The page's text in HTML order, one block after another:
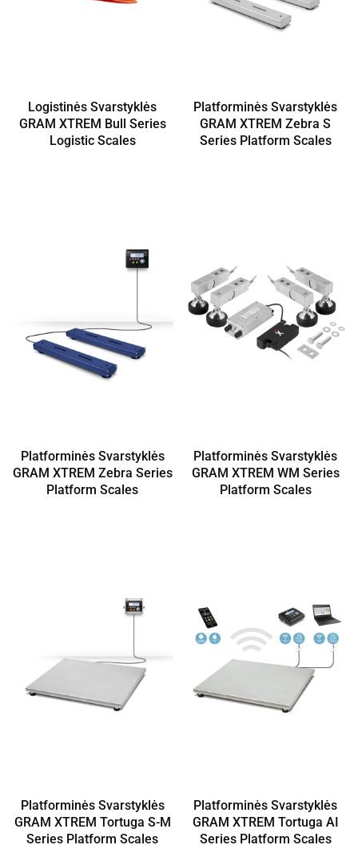
Logistinės Svarstyklės
GRAM XTREM Bull Series
Logistic Scales
Platforminės Svarstyklės
GRAM XTREM Zebra S
Series Platform Scales
Platforminės Svarstyklės
GRAM XTREM Zebra Series
Platform Scales
Platforminės Svarstyklės
GRAM XTREM WM Series
Platform Scales
Platforminės Svarstyklės
GRAM XTREM Tortuga S-M
Series Platform Scales
Platforminės Svarstyklės
GRAM XTREM Tortuga AI
Series Platform Scales